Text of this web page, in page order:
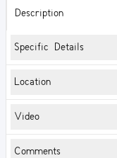
Description
Specific Details
Location
Video
Comments